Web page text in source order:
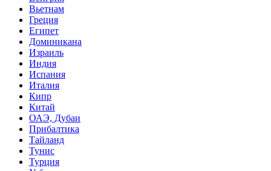
Вьетнам
Греция
Египет
Доминикана
Израиль
Индия
Испания
Италия
Кипр
Китай
ОАЭ, Дубаи
Прибалтика
Тайланд
Тунис
Турция